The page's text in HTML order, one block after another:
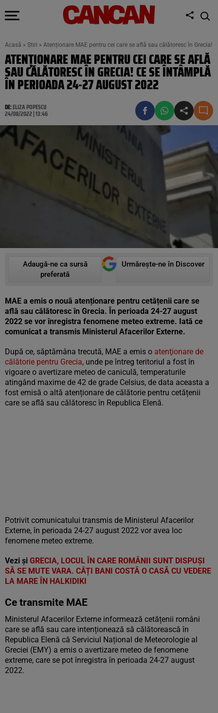
Acasă » Știri » Atenționare MAE pentru cei care se află sau călătoresc în Grecia!
ATENȚIONARE MAE PENTRU CEI CARE SE AFLĂ
SAU CĂLĂTORESC ÎN GRECIA! CE SE ÎNTÂMPLĂ
ÎN PERIOADA 24-27 AUGUST 2022
DE:ELIZA POPESCU
24/08/2022 | 13:46
Adaugă-ne ca sursă
preferată
Urmărește-ne în Discover
MAE a emis o nouă atenționare pentru cetățenii care se
află sau călătoresc în Grecia. În perioada 24-27 august
2022 se vor înregistra fenomene meteo extreme. Iată ce
comunicat a transmis Ministerul Afacerilor Externe.
După ce, săptămâna trecută, MAE a emis o atenţionare de
călătorie pentru Grecia, unde pe întreg teritoriul a fost în
vigoare o avertizare meteo de caniculă, temperaturile
atingând maxime de 42 de grade Celsius, de data aceasta a
fost emisă o altă atenționare de călătorie pentru cetățenii
care se află sau călătoresc în Republica Elenă.
Potrivit comunicatului transmis de Ministerul Afacerilor
Externe, în perioada 24-27 august 2022 vor avea loc
fenomene meteo extreme.
Vezi și GRECIA, LOCUL ÎN CARE ROMÂNII SUNT DISPUȘI
SĂ SE MUTE VARA. CÂȚI BANI COSTĂ O CASĂ CU VEDERE
LA MARE ÎN HALKIDIKI
Ce transmite MAE
Ministerul Afacerilor Externe informează cetățenii români
care se află sau care intenționează să călătorească în
Republica Elenă că Serviciul Național de Meteorologie al
Greciei (EMY) a emis o avertizare meteo de fenomene
extreme, care se pot înregistra în perioada 24-27 august
2022.